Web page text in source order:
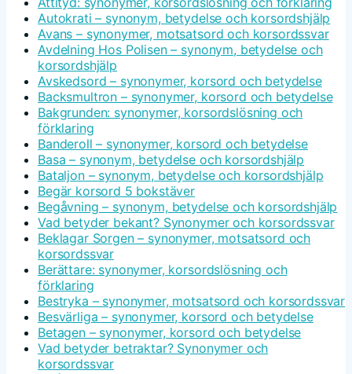
Autokrati – synonym, betydelse och korsordshjälp
Avans – synonymer, motsatsord och korsordssvar
Avdelning Hos Polisen – synonym, betydelse och
korsordshjälp
Avskedsord – synonymer, korsord och betydelse
Backsmultron – synonymer, korsord och betydelse
Bakgrunden: synonymer, korsordslösning och
förklaring
Banderoll – synonymer, korsord och betydelse
Basa – synonym, betydelse och korsordshjälp
Bataljon – synonym, betydelse och korsordshjälp
Begär korsord 5 bokstäver
Begåvning – synonym, betydelse och korsordshjälp
Vad betyder bekant? Synonymer och korsordssvar
Beklagar Sorgen – synonymer, motsatsord och
korsordssvar
Berättare: synonymer, korsordslösning och
förklaring
Bestryka – synonymer, motsatsord och korsordssvar
Besvärliga – synonymer, korsord och betydelse
Betagen – synonymer, korsord och betydelse
Vad betyder betraktar? Synonymer och
korsordssvar